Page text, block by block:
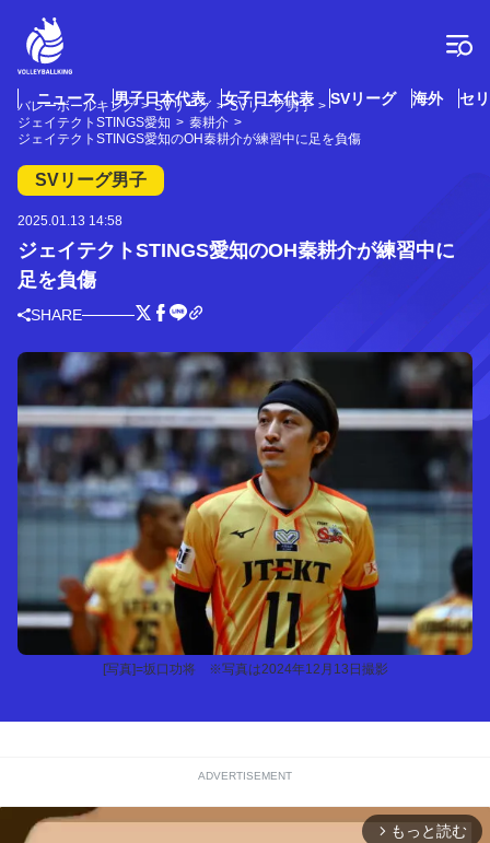
ニュース 男子日本代表 女子日本代表 SVリーグ 海外 セ
バレーボールキング SVリーグ
SVリーグ男子
ジェイテクトSTINGS愛知
秦耕介
ジェイテクトSTINGS愛知のOH秦耕介が練習中に足を負傷
SVリーグ男子
2025.01.13 14:58
ジェイテクトSTINGS愛知のOH秦耕介が練習中に
足を負傷
SHARE
[写真]=坂口功将 ※写真は2024年12月13日撮影
ADVERTISEMENT
arrow_forward_ios もっと読む